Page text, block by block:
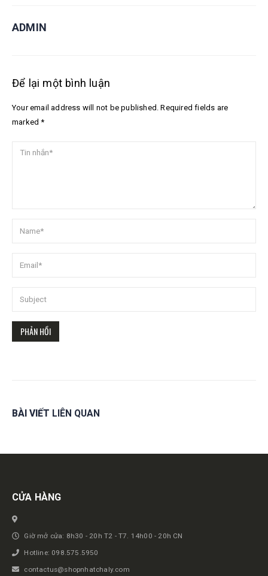
ADMIN
Để lại một bình luận
Your email address will not be published. Required fields are
marked *
BÀI VIẾT LIÊN QUAN
Get in touch
CỬA HÀNG
Giờ mở cửa: 8h30 - 20h T2 - T7. 14h00 - 20h CN
Hotline: 098.575.5950
contactus@shopnhatchaly.com